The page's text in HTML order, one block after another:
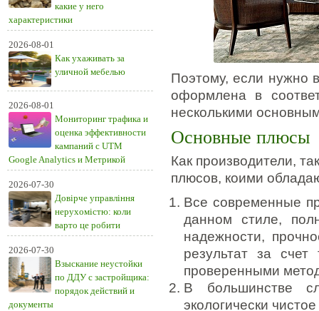
какие у него
характеристики
2026-08-01
Как ухаживать за
уличной мебелью
2026-08-01
Мониторинг трафика и
оценка эффективности
кампаний с UTM
Google Analytics и Метрикой
2026-07-30
Довірче управління
нерухомістю: коли
варто це робити
2026-07-30
Взыскание неустойки
по ДДУ с застройщика:
порядок действий и
документы
Поэтому, если нужно
оформлена в
несколькими
Основные плюсы
Как производители,
плюсов, коими
Все современные
данном стиле,
надежности,
результат за счет
проверенными
В большинстве
экологически